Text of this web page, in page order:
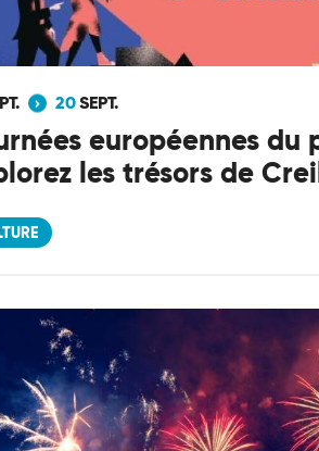
20SEPT.
européennes du
les trésors de